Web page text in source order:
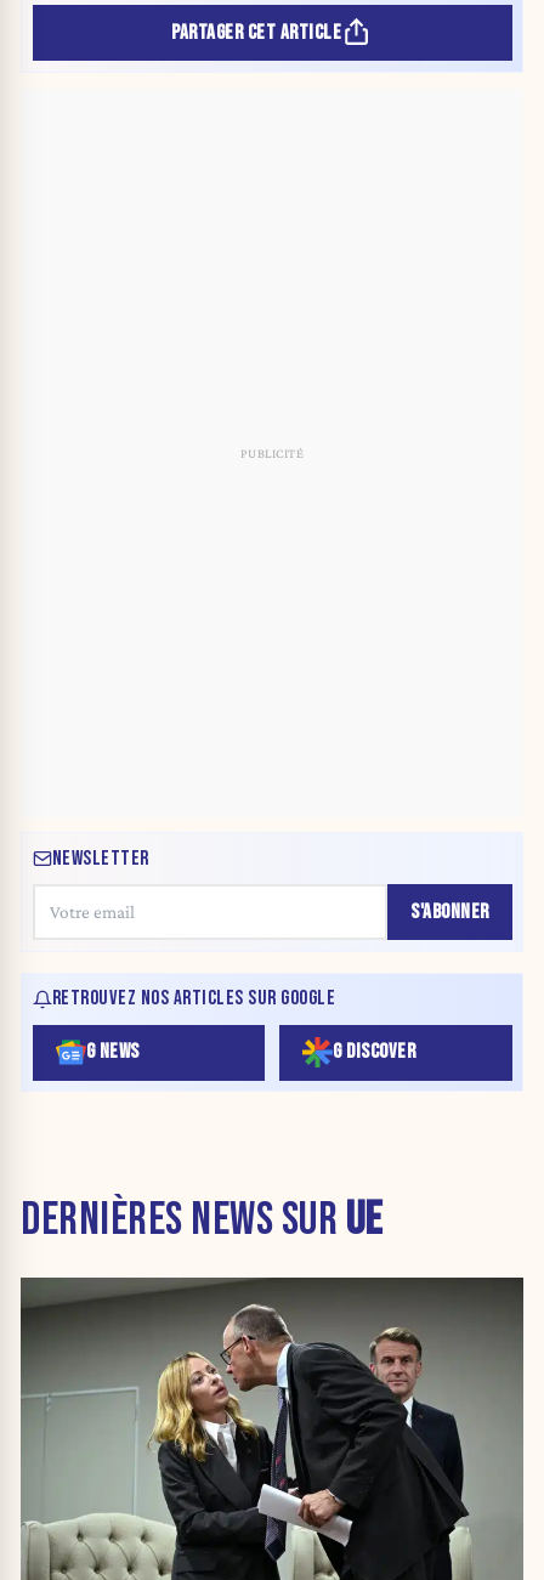
PARTAGER CET ARTICLE
NEWSLETTER
S'ABONNER
RETROUVEZ NOS ARTICLES SUR GOOGLE
G NEWS G DISCOVER
DERNIÈRES NEWS SUR UE